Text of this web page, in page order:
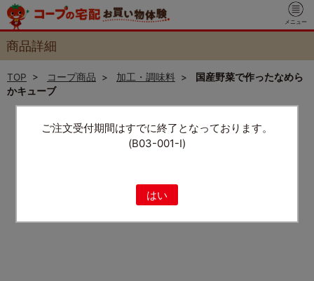
ご注文受付期間はすでに終了となっております。
(B03-001-I)
はい
メニュー
商品詳細
TOP > コープ商品 > 加工・調味料 > 国産野菜で作ったなめら
かキューブ